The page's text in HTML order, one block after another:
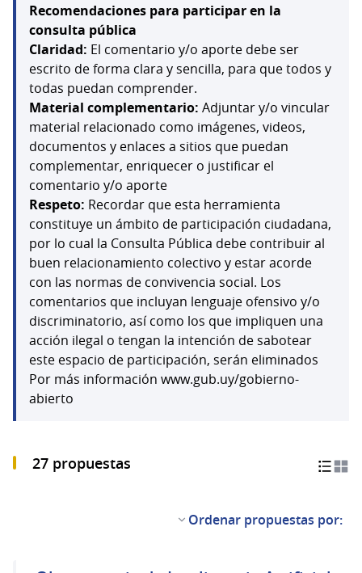
Recomendaciones para participar en la
consulta pública
Claridad: El comentario y/o aporte debe ser
escrito de forma clara y sencilla, para que todos y
todas puedan comprender.
Material complementario: Adjuntar y/o vincular
material relacionado como imágenes, videos,
documentos y enlaces a sitios que puedan
complementar, enriquecer o justificar el
comentario y/o aporte
Respeto: Recordar que esta herramienta
constituye un ámbito de participación ciudadana,
por lo cual la Consulta Pública debe contribuir al
buen relacionamiento colectivo y estar acorde
con las normas de convivencia social. Los
comentarios que incluyan lenguaje ofensivo y/o
discriminatorio, así como los que impliquen una
acción ilegal o tengan la intención de sabotear
este espacio de participación, serán eliminados
Por más información www.gub.uy/gobierno-
abierto
27 propuestas
Ordenar propuestas por: